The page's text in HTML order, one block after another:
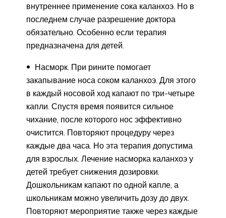
внутреннее применение сока каланхоэ. Но в
последнем случае разрешение доктора
обязательно. Особенно если терапия
предназначена для детей.
Насморк. При рините помогает
закапывание носа соком каланхоэ. Для этого
в каждый носовой ход капают по три-четыре
капли. Спустя время появится сильное
чихание, после которого нос эффективно
очистится. Повторяют процедуру через
каждые два часа. Но эта терапия допустима
для взрослых. Лечение насморка каланхоэ у
детей требует снижения дозировки.
Дошкольникам капают по одной капле, а
школьникам можно увеличить дозу до двух.
Повторяют мероприятие также через каждые